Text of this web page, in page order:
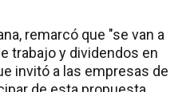
remarcó que "se van a
trabajo y dividendos en
invitó a las empresas de